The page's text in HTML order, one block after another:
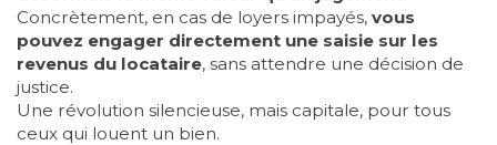
Concrètement, en cas de loyers impayés, vous
pouvez engager directement une saisie sur les
revenus du locataire, sans attendre une décision de
justice.
Une révolution silencieuse, mais capitale, pour tous
ceux qui louent un bien.